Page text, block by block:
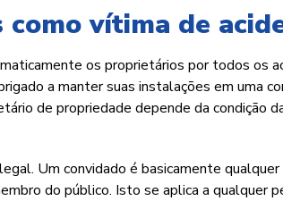
vítima de
os proprietários por todos os
a manter suas instalações em uma
de propriedade depende da condição
Um convidado é basicamente qualquer
do público. Isto se aplica a qualquer